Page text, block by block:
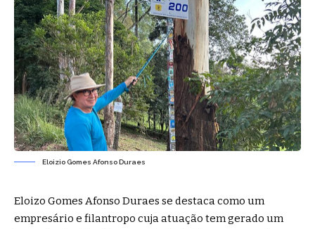
Eloizio Gomes Afonso Duraes
Eloizo Gomes Afonso Duraes se destaca como um
empresário e filantropo cuja atuação tem gerado um